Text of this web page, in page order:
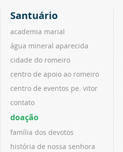
Santuário
academia marial
água mineral aparecida
cidade do romeiro
centro de apoio ao romeiro
centro de eventos pe. vitor
contato
doação
família dos devotos
história de nossa senhora